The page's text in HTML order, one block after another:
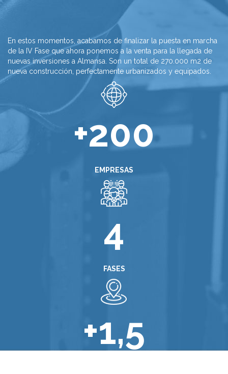
En estos momentos, acabamos de finalizar la puesta en marcha
de la IV Fase que ahora ponemos a la venta para la llegada de
nuevas inversiones a Almansa. Son un total de 270.000 m2 de
nueva construcción, perfectamente urbanizados y equipados.
+200
EMPRESAS
4
FASES
+1,5